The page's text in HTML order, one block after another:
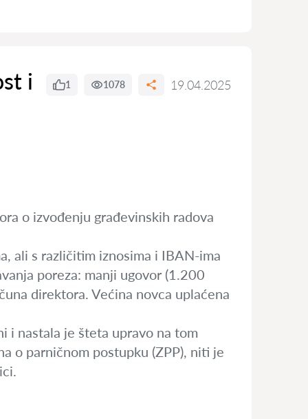
i
1 1078 19.04.2025
o izvođenju građevinskih radova
ali s različitim iznosima i IBAN-ima
poreza: manji ugovor (1.200
direktora. Većina novca uplaćena
i nastala je šteta upravo na tom
o parničnom postupku (ZPP), niti je